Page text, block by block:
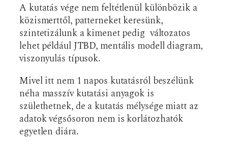
A kutatás vége nem feltétlenül különbözik a
közismerttől, patterneket keresünk,
szintetizálunk a kimenet pedig változatos
lehet például JTBD, mentális modell diagram,
viszonyulás típusok.
Mivel itt nem 1 napos kutatásról beszélünk
néha masszív kutatási anyagok is
születhetnek, de a kutatás mélysége miatt az
adatok végsősoron nem is korlátozhatók
egyetlen diára.